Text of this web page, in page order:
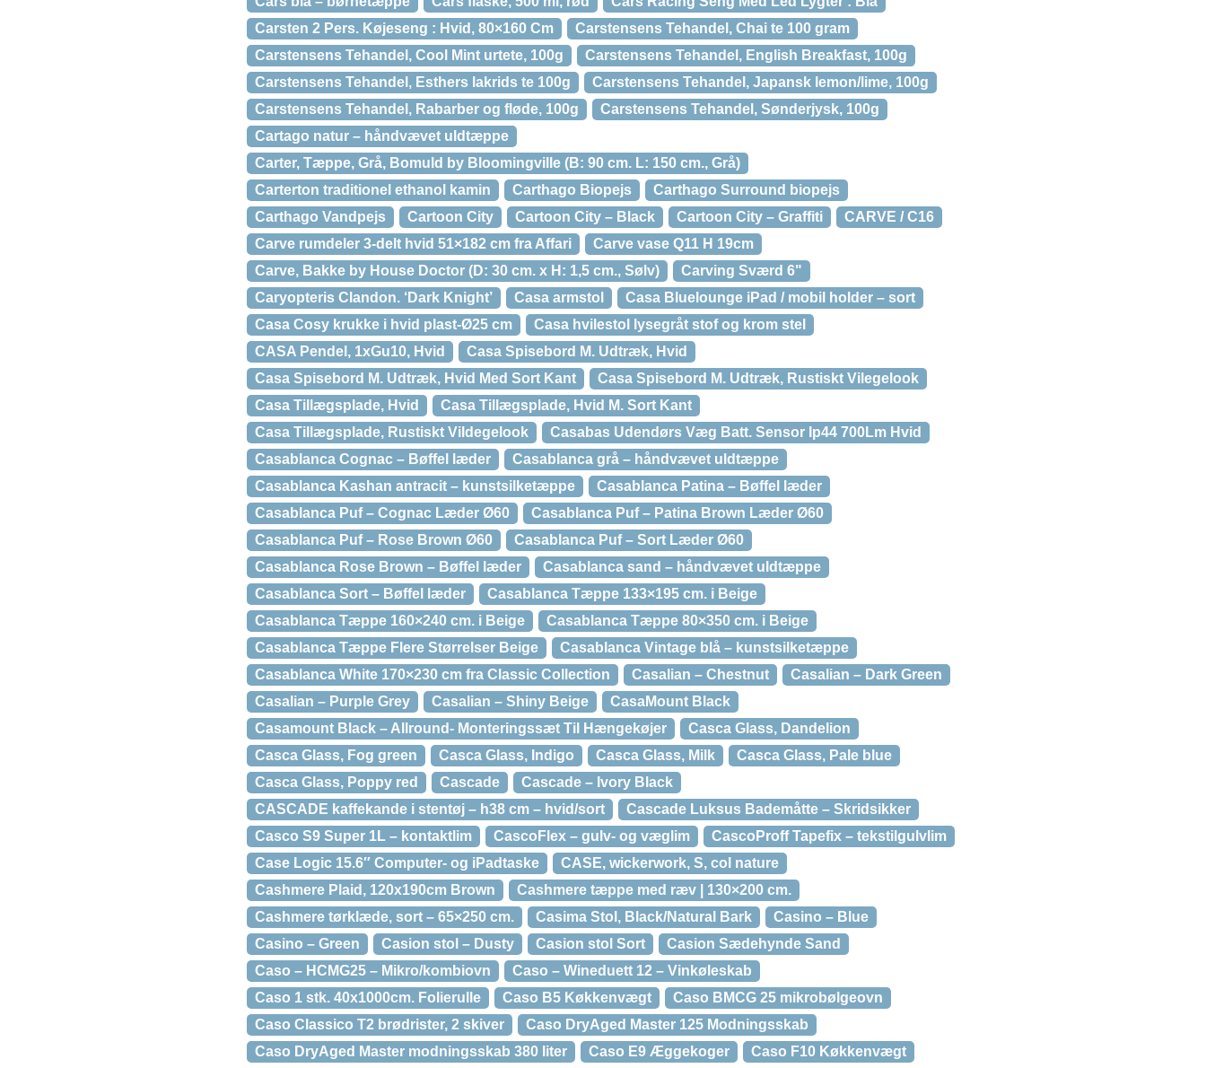
Carsten 2 Pers. Køjeseng : Hvid, 80×160 Cm
Carstensens Tehandel, Chai te 100 gram
Carstensens Tehandel, Cool Mint urtete, 100g
Carstensens Tehandel, English Breakfast, 100g
Carstensens Tehandel, Esthers lakrids te 100g
Carstensens Tehandel, Japansk lemon/lime, 100g
Carstensens Tehandel, Rabarber og fløde, 100g
Carstensens Tehandel, Sønderjysk, 100g
Cartago natur – håndvævet uldtæppe
Carter, Tæppe, Grå, Bomuld by Bloomingville (B: 90 cm. L: 150 cm., Grå)
Carterton traditionel ethanol kamin
Carthago Biopejs
Carthago Surround biopejs
Carthago Vandpejs
Cartoon City Cartoon City – Black Cartoon City – Graffiti
CARVE / C16
Carve rumdeler 3-delt hvid 51×182 cm fra Affari
Carve vase Q11 H 19cm
Carve, Bakke by House Doctor (D: 30 cm. x H: 1,5 cm., Sølv)
Carving Sværd 6"
Caryopteris Clandon. ‘Dark Knight’
Casa armstol
Casa Bluelounge iPad / mobil holder – sort
Casa Cosy krukke i hvid plast-Ø25 cm
Casa hvilestol lysegråt stof og krom stel
CASA Pendel, 1xGu10, Hvid
Casa Spisebord M. Udtræk, Hvid
Casa Spisebord M. Udtræk, Hvid Med Sort Kant
Casa Spisebord M. Udtræk, Rustiskt Vilegelook
Casa Tillægsplade, Hvid
Casa Tillægsplade, Hvid M. Sort Kant
Casa Tillægsplade, Rustiskt Vildegelook
Casabas Udendørs Væg Batt. Sensor Ip44 700Lm Hvid
Casablanca Cognac – Bøffel læder
Casablanca grå – håndvævet uldtæppe
Casablanca Kashan antracit – kunstsilketæppe
Casablanca Patina – Bøffel læder
Casablanca Puf – Cognac Læder Ø60
Casablanca Puf – Patina Brown Læder Ø60
Casablanca Puf – Rose Brown Ø60
Casablanca Puf – Sort Læder Ø60
Casablanca Rose Brown – Bøffel læder
Casablanca sand – håndvævet uldtæppe
Casablanca Sort – Bøffel læder
Casablanca Tæppe 133×195 cm. i Beige
Casablanca Tæppe 160×240 cm. i Beige
Casablanca Tæppe 80×350 cm. i Beige
Casablanca Tæppe Flere Størrelser Beige
Casablanca Vintage blå – kunstsilketæppe
Casablanca White 170×230 cm fra Classic Collection
Casalian – Chestnut
Casalian – Dark Green
Casalian – Purple Grey
Casalian – Shiny Beige
CasaMount Black
Casamount Black – Allround- Monteringssæt Til Hængekøjer
Casca Glass, Dandelion
Casca Glass, Fog green
Casca Glass, Indigo Casca Glass, Milk
Casca Glass, Pale blue
Casca Glass, Poppy red
Cascade
Cascade – Ivory Black
CASCADE kaffekande i stentøj – h38 cm – hvid/sort
Cascade Luksus Bademåtte – Skridsikker
Casco S9 Super 1L – kontaktlim
CascoFlex – gulv- og væglim
CascoProff Tapefix – tekstilgulvlim
Case Logic 15.6″ Computer- og iPadtaske
CASE, wickerwork, S, col nature
Cashmere Plaid, 120x190cm Brown
Cashmere tæppe med ræv | 130×200 cm.
Cashmere tørklæde, sort – 65×250 cm.
Casima Stol, Black/Natural Bark
Casino – Blue
Casino – Green
Casion stol – Dusty Casion stol Sort
Casion Sædehynde Sand
Caso – HCMG25 – Mikro/kombiovn
Caso – Wineduett 12 – Vinkøleskab
Caso 1 stk. 40x1000cm. Folierulle
Caso B5 Køkkenvægt
Caso BMCG 25 mikrobølgeovn
Caso Classico T2 brødrister, 2 skiver
Caso DryAged Master 125 Modningsskab
Caso DryAged Master modningsskab 380 liter
Caso E9 Æggekoger Caso F10 Køkkenvægt